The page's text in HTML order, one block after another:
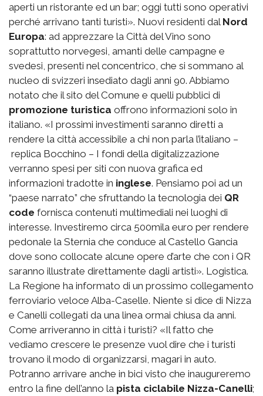
aperti un ristorante ed un bar; oggi tutti sono operativi
perché arrivano tanti turisti». Nuovi residenti dal Nord
Europa: ad apprezzare la Città del Vino sono
soprattutto norvegesi, amanti delle campagne e
svedesi, presenti nel concentrico, che si sommano al
nucleo di svizzeri insediato dagli anni 90. Abbiamo
notato che il sito del Comune e quelli pubblici di
promozione turistica offrono informazioni solo in
italiano. «I prossimi investimenti saranno diretti a
rendere la città accessibile a chi non parla l’italiano –
replica Bocchino – I fondi della digitalizzazione
verranno spesi per siti con nuova grafica ed
informazioni tradotte in inglese. Pensiamo poi ad un
“paese narrato” che sfruttando la tecnologia dei QR
code fornisca contenuti multimediali nei luoghi di
interesse. Investiremo circa 500mila euro per rendere
pedonale la Sternia che conduce al Castello Gancia
dove sono collocate alcune opere d’arte che con i QR
saranno illustrate direttamente dagli artisti». Logistica.
La Regione ha informato di un prossimo collegamento
ferroviario veloce Alba-Caselle. Niente si dice di Nizza
e Canelli collegati da una linea ormai chiusa da anni.
Come arriveranno in città i turisti? «Il fatto che
vediamo crescere le presenze vuol dire che i turisti
trovano il modo di organizzarsi, magari in auto.
Potranno arrivare anche in bici visto che inaugureremo
entro la fine dell’anno la pista ciclabile Nizza-Canelli;